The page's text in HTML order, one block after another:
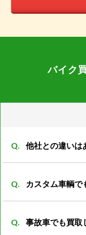
バイク
他社との違いは
もバイクの販売先
ストの削減が可能
価格を高くさせて
カスタム車輌で
反映される車両が
事故車でも買取